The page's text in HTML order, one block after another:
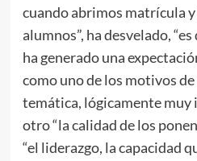
cuando abrimos matrícula
alumnos”, ha desvelado,
ha generado una
como uno de los motivos de
temática, lógicamente muy
otro “la calidad de los
“el liderazgo, la capacidad